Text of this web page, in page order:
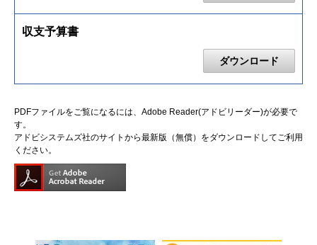
収支予算書
ダウンロード
PDFファイルをご覧になるには、Adobe Reader(アドビリーダー)が必要で
す。
アドビシステムズ社のサイトから最新版（無償）をダウンロードしてご利用
ください。